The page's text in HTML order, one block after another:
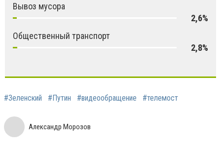
Вывоз мусора
2,6%
Общественный транспорт
2,8%
#Зеленский #Путин #видеообращение #телемост
Александр Морозов